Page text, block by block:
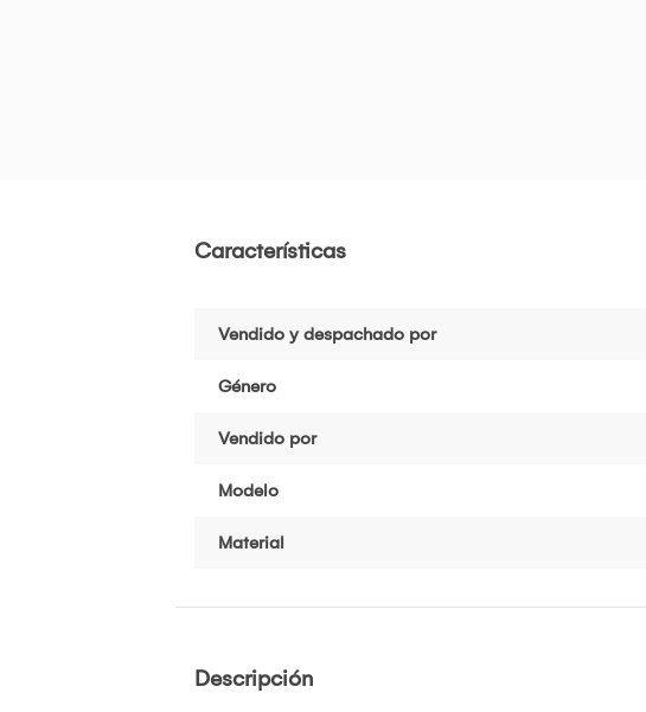
Características
Vendido y despachado por
Género
Vendido por
Modelo
Material
Descripción